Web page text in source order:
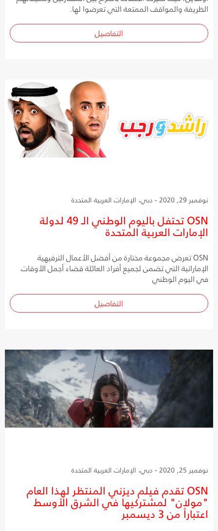
الظريفة والمواقف الممتعة التي تعرضوا لها.
التفاصيل
نوفمبر 29, 2020 - دبي، الإمارات العربية المتحدة
OSN تحتفل باليوم الوطني الـ 49 لدولة
الإمارات العربية المتحدة
OSN تعرض مجموعة مختارة من أفضل الأعمال الترفيهية
الإماراتية التي تضمن لجميع أفراد العائلة قضاء أجمل الأوقات
في اليوم الوطني
التفاصيل
نوفمبر 25, 2020 - دبي، الإمارات العربية المتحدة
OSN تقدم فيلم ديزني المنتظر لهذا العام
"مولان" لمشتركيها في الشرق الأوسط
اعتباراً من 3 ديسمبر